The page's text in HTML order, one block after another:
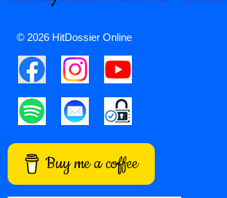
© 2026 HitDossier Online
Buy me a coffee